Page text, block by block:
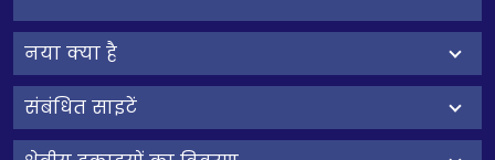
नया क्या है
संबंधित साइटें